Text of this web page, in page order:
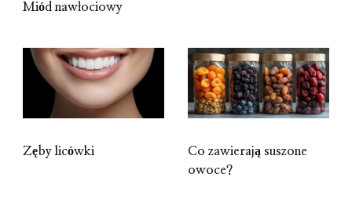
Miód nawłociowy
Zęby licówki
Co zawierają suszone
owoce?